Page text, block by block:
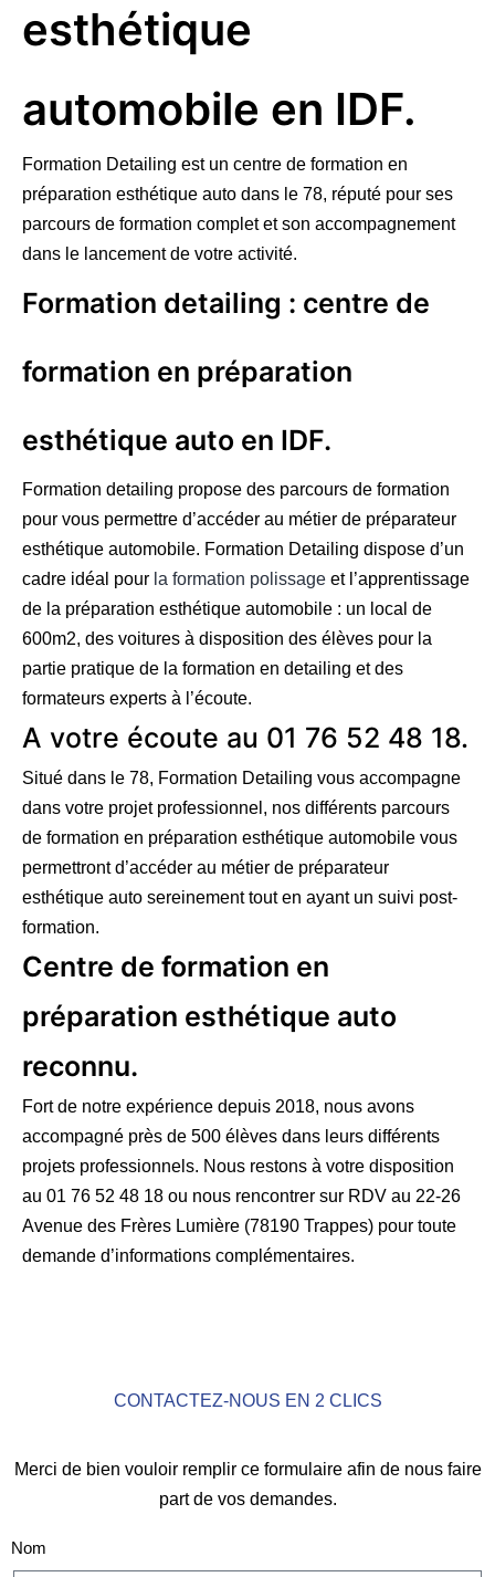
esthétique
automobile en IDF.
Formation Detailing est un centre de formation en
préparation esthétique auto dans le 78, réputé pour ses
parcours de formation complet et son accompagnement
dans le lancement de votre activité.
Formation detailing : centre de
formation en préparation
esthétique auto en IDF.
Formation detailing propose des parcours de formation
pour vous permettre d’accéder au métier de préparateur
esthétique automobile. Formation Detailing dispose d’un
cadre idéal pour la formation polissage et l’apprentissage
de la préparation esthétique automobile : un local de
600m2, des voitures à disposition des élèves pour la
partie pratique de la formation en detailing et des
formateurs experts à l’écoute.
A votre écoute au 01 76 52 48 18.
Situé dans le 78, Formation Detailing vous accompagne
dans votre projet professionnel, nos différents parcours
de formation en préparation esthétique automobile vous
permettront d’accéder au métier de préparateur
esthétique auto sereinement tout en ayant un suivi post-
formation.
Centre de formation en
préparation esthétique auto
reconnu.
Fort de notre expérience depuis 2018, nous avons
accompagné près de 500 élèves dans leurs différents
projets professionnels. Nous restons à votre disposition
au 01 76 52 48 18 ou nous rencontrer sur RDV au 22-26
Avenue des Frères Lumière (78190 Trappes) pour toute
demande d’informations complémentaires.
CONTACTEZ-NOUS EN 2 CLICS
Merci de bien vouloir remplir ce formulaire afin de nous faire
part de vos demandes.
Nom